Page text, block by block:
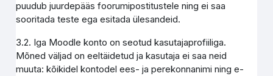
puudub juurdepääs foorumipostitustele ning ei saa
sooritada teste ega esitada ülesandeid.
3.2. Iga Moodle konto on seotud kasutajaprofiiliga.
Mõned väljad on eeltäidetud ja kasutaja ei saa neid
muuta: kõikidel kontodel ees- ja perekonnanimi ning e-